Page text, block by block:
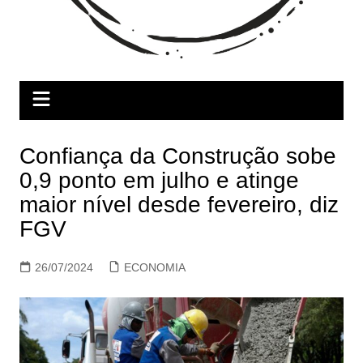
Confiança da Construção sobe
0,9 ponto em julho e atinge
maior nível desde fevereiro, diz
FGV
26/07/2024 ECONOMIA